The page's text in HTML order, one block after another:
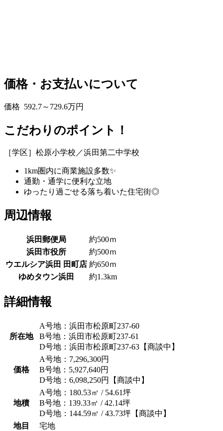
価格・お支払いについて
価格 592.7～729.6万円
こだわりのポイント！
［学区］松原小学校／浜田第二中学校
1km圏内に商業施設多数✨
通勤・通学に便利な立地
ゆったり過ごせる落ち着いた住宅街◎
周辺情報
浜田郵便局
約500ｍ
浜田市役所
約500ｍ
ウエルシア浜田 田町店 約650ｍ
ゆめタウン浜田
約1.3km
詳細情報
所在地
A号地：浜田市松原町237-60
B号地：浜田市松原町237-61
D号地：浜田市松原町237-63【商談中】
価格
A号地：7,296,300円
B号地：5,927,640円
D号地：6,098,250円【商談中】
地積
A号地：180.53㎡ / 54.61坪
B号地：139.33㎡ / 42.14坪
D号地：144.59㎡ / 43.73坪【商談中】
地目
宅地